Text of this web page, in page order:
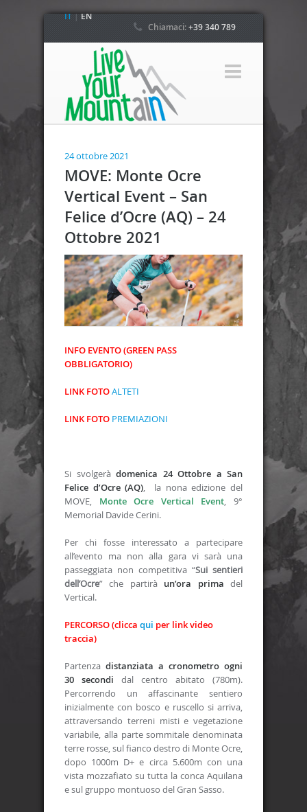
IT|EN
Chiamaci:+39 340 789
24 ottobre 2021
MOVE: Monte Ocre
Vertical Event – San
Felice d’Ocre (AQ) – 24
Ottobre 2021
INFO EVENTO (GREEN PASS
OBBLIGATORIO)
LINK FOTOALTETI
LINK FOTO PREMIAZIONI
Si svolgerà domenica 24 Ottobre a San
Felice d’Ocre (AQ), la nona edizione del
MOVE, Monte Ocre Vertical Event, 9°
Memorial Davide Cerini.
Per chi fosse interessato a partecipare
all’evento ma non alla gara vi sarà una
passeggiata non competitiva “Sui sentieri
dell’Ocre” che partirà un’ora prima del
Vertical.
PERCORSO (clicca qui per link video
traccia)
Partenza distanziata a cronometro ogni
30 secondi dal centro abitato (780m).
Percorrendo un affascinante sentiero
inizialmente con bosco e ruscello si arriva,
attraversando terreni misti e vegetazione
variabile, alla parte sommitale denominata
terre rosse, sul fianco destro di Monte Ocre,
dopo 1000m D+ e circa 5.600m con una
vista mozzafiato su tutta la conca Aquilana
e sul gruppo montuoso del Gran Sasso.